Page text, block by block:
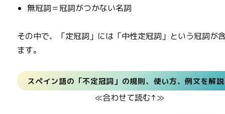
無冠詞＝冠詞がつかない名詞
その中で、「定冠詞」には「中性定冠詞」という冠詞が
ます。
スペイン語の「不定冠詞」の規則、使い方、例文を解
≪合わせて読む↑≫